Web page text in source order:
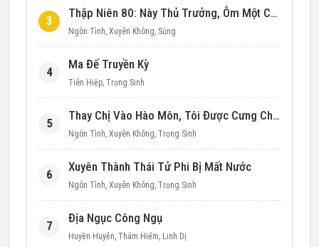
3
Thập Niên 80: Này Thủ Trưởng, Ôm Một Cái Đi!
Ngôn Tình, Xuyên Không, Sủng
4
Ma Đế Truyền Kỳ
Tiên Hiệp, Trọng Sinh
5
Thay Chị Vào Hào Môn, Tôi Được Cưng Chiều Hết Mực (Thập Niên 90)
Ngôn Tình, Xuyên Không, Trọng Sinh
6
Xuyên Thành Thái Tử Phi Bị Mất Nước
Ngôn Tình, Xuyên Không, Trọng Sinh
7
Địa Ngục Công Ngụ
Huyền Huyễn, Thám Hiểm, Linh Dị